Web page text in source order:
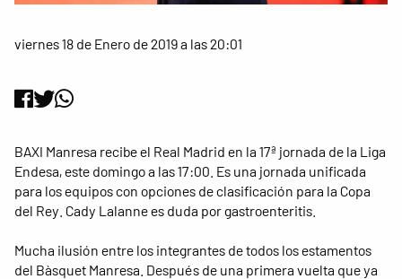
viernes 18 de Enero de 2019 a las 20:01
BAXI Manresa recibe el Real Madrid en la 17ª jornada de la Liga
Endesa, este domingo a las 17:00. Es una jornada unificada
para los equipos con opciones de clasificación para la Copa
del Rey. Cady Lalanne es duda por gastroenteritis.
Mucha ilusión entre los integrantes de todos los estamentos
del Bàsquet Manresa. Después de una primera vuelta que ya